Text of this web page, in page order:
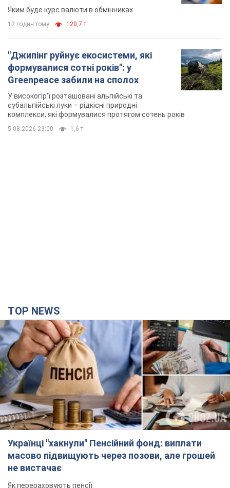
Яким буде курс валюти в обмінниках
12 годин тому 120,7 т.
"Джипінг руйнує екосистеми, які
формувалися сотні років": у
Greenpeace забили на сполох
У високогір'ї розташовані альпійські та
субальпійські луки – рідкісні природні
комплекси, які формувалися протягом сотень років
5.08.2026 23:00 1,6 т.
TOP NEWS
Українці "хакнули" Пенсійний фонд: виплати
масово підвищують через позови, але грошей
не вистачає
Як перераховують пенсії